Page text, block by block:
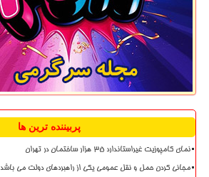
پربیننده ترین ها
نمای کامپوزیت غیراستاندارد ۳۵ هزار ساختمان در تهران
مجانی کردن حمل و نقل عمومی یکی از راهبردهای دولت می باشد